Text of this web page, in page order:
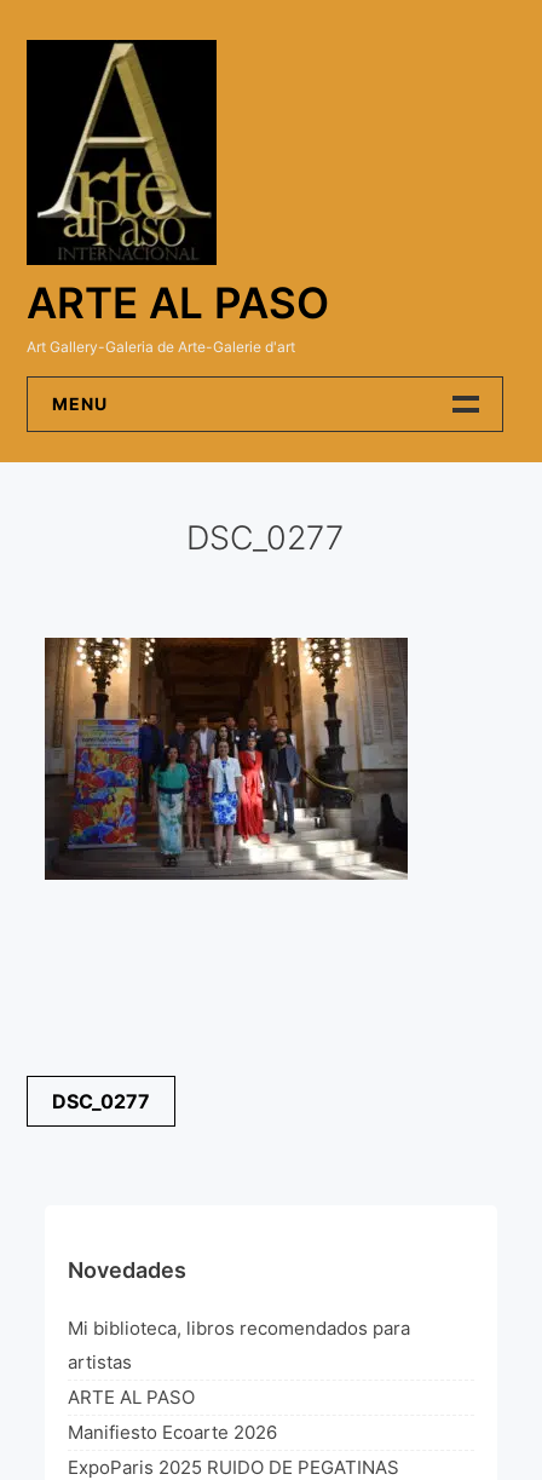
ARTE AL PASO
Art Gallery-Galeria de Arte-Galerie d'art
MENU
Visitas a los ateliers o talleres de artistas
Presse
Qué dicen de nosotros?
Aviso legal
Política de cookies
«Impressionnis-vous» Paris 2023
¡VIVE Molière! Un hommage latino-américain à
La Formule de l’art París 2020
L’art Latino-américain à Paris 2019
Reflecting Source. NY 2019
«Sincronías con sentido» Bogotá Colombia 2019
DSC_0277
Navegación
de
DSC_0277
Novedades
Mi biblioteca, libros recomendados para
artistas
ARTE AL PASO
Manifiesto Ecoarte 2026
ExpoParis 2025 RUIDO DE PEGATINAS